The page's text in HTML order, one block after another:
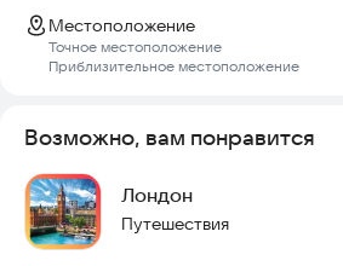
Местоположение
Точное местоположение
Приблизительное местоположение
Возможно, вам понравится
Лондон
Путешествия